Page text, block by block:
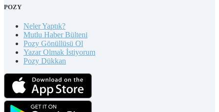
POZY
Neler Yaptık?
Mutlu Haber Bülteni
Pozy Gönüllüsü Ol
Yazar Olmak İstiyorum
Pozy Dükkan